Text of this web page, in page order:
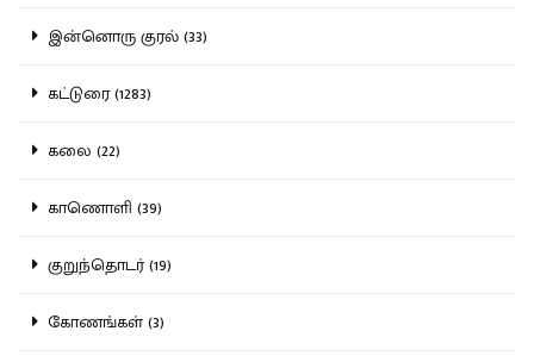
இன்னொரு குரல் (33)
கட்டுரை (1283)
கலை (22)
காணொளி (39)
குறுந்தொடர் (19)
கோணங்கள் (3)